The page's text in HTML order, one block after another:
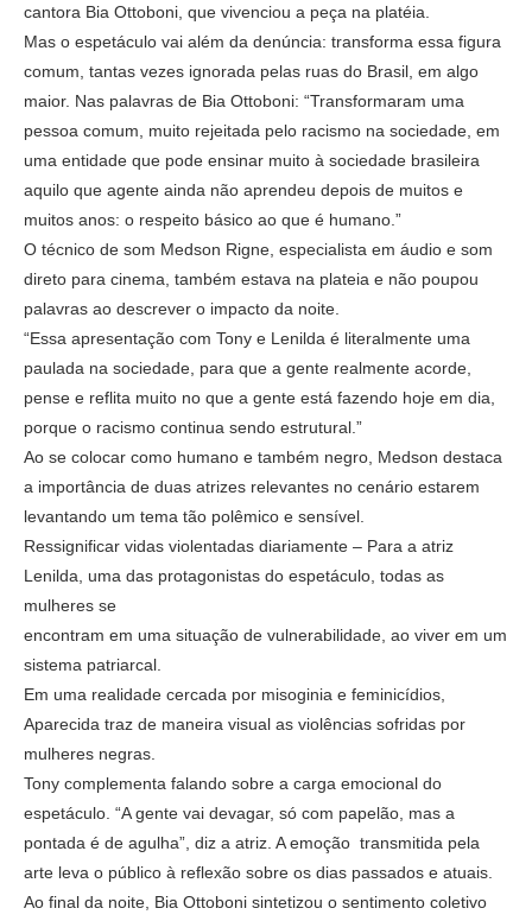
cantora Bia Ottoboni, que vivenciou a peça na platéia.
Mas o espetáculo vai além da denúncia: transforma essa figura
comum, tantas vezes ignorada pelas ruas do Brasil, em algo
maior. Nas palavras de Bia Ottoboni: “Transformaram uma
pessoa comum, muito rejeitada pelo racismo na sociedade, em
uma entidade que pode ensinar muito à sociedade brasileira
aquilo que agente ainda não aprendeu depois de muitos e
muitos anos: o respeito básico ao que é humano.”
O técnico de som Medson Rigne, especialista em áudio e som
direto para cinema, também estava na plateia e não poupou
palavras ao descrever o impacto da noite.
“Essa apresentação com Tony e Lenilda é literalmente uma
paulada na sociedade, para que a gente realmente acorde,
pense e reflita muito no que a gente está fazendo hoje em dia,
porque o racismo continua sendo estrutural.”
Ao se colocar como humano e também negro, Medson destaca
a importância de duas atrizes relevantes no cenário estarem
levantando um tema tão polêmico e sensível.
Ressignificar vidas violentadas diariamente – Para a atriz
Lenilda, uma das protagonistas do espetáculo, todas as
mulheres se
encontram em uma situação de vulnerabilidade, ao viver em um
sistema patriarcal.
Em uma realidade cercada por misoginia e feminicídios,
Aparecida traz de maneira visual as violências sofridas por
mulheres negras.
Tony complementa falando sobre a carga emocional do
espetáculo. “A gente vai devagar, só com papelão, mas a
pontada é de agulha”, diz a atriz. A emoção transmitida pela
arte leva o público à reflexão sobre os dias passados e atuais.
Ao final da noite, Bia Ottoboni sintetizou o sentimento coletivo